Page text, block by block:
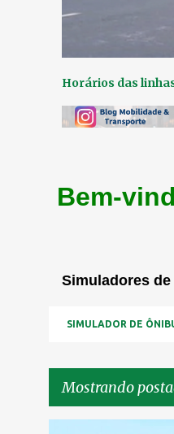
Horários das
Bem-
Simuladores
SIMULADOR DE
Mostrando